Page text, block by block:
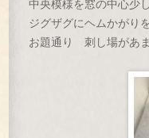
中央模様を窓の中心少
ジグザグにヘムかがり
お題通り 刺し場があ